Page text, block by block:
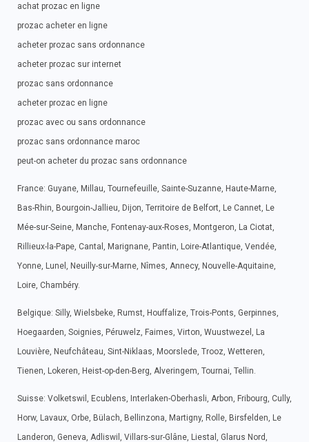
achat prozac en ligne
prozac acheter en ligne
acheter prozac sans ordonnance
acheter prozac sur internet
prozac sans ordonnance
acheter prozac en ligne
prozac avec ou sans ordonnance
prozac sans ordonnance maroc
peut-on acheter du prozac sans ordonnance
France: Guyane, Millau, Tournefeuille, Sainte-Suzanne, Haute-Marne,
Bas-Rhin, Bourgoin-Jallieu, Dijon, Territoire de Belfort, Le Cannet, Le
Mée-sur-Seine, Manche, Fontenay-aux-Roses, Montgeron, La Ciotat,
Rillieux-la-Pape, Cantal, Marignane, Pantin, Loire-Atlantique, Vendée,
Yonne, Lunel, Neuilly-sur-Marne, Nîmes, Annecy, Nouvelle-Aquitaine,
Loire, Chambéry.
Belgique: Silly, Wielsbeke, Rumst, Houffalize, Trois-Ponts, Gerpinnes,
Hoegaarden, Soignies, Péruwelz, Faimes, Virton, Wuustwezel, La
Louvière, Neufchâteau, Sint-Niklaas, Moorslede, Trooz, Wetteren,
Tienen, Lokeren, Heist-op-den-Berg, Alveringem, Tournai, Tellin.
Suisse: Volketswil, Ecublens, Interlaken-Oberhasli, Arbon, Fribourg, Cully,
Horw, Lavaux, Orbe, Bülach, Bellinzona, Martigny, Rolle, Birsfelden, Le
Landeron, Geneva, Adliswil, Villars-sur-Glâne, Liestal, Glarus Nord,